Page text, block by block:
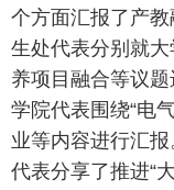
个方面汇报了产
生处代表分别就
养项目融合等议
学院代表围绕“电
业等内容进行汇
代表分享了推进“